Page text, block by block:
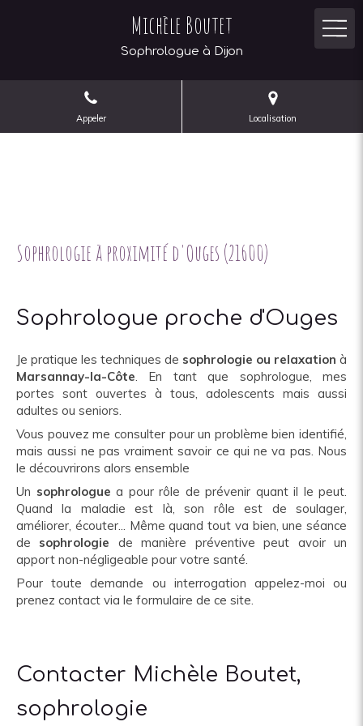
Michèle Boutet
Sophrologue à Dijon
Appeler Localisation
Sophrologie à proximité d'Ouges (21600)
Sophrologue proche d'Ouges
Je pratique les techniques de sophrologie ou relaxation à
Marsannay-la-Côte. En tant que sophrologue, mes
portes sont ouvertes à tous, adolescents mais aussi
adultes ou seniors.
Vous pouvez me consulter pour un problème bien identifié,
mais aussi ne pas vraiment savoir ce qui ne va pas. Nous
le découvrirons alors ensemble
Un sophrologue a pour rôle de prévenir quant il le peut.
Quand la maladie est là, son rôle est de soulager,
améliorer, écouter... Même quand tout va bien, une séance
de sophrologie de manière préventive peut avoir un
apport non-négligeable pour votre santé.
Pour toute demande ou interrogation appelez-moi ou
prenez contact via le formulaire de ce site.
Contacter Michèle Boutet,
sophrologie